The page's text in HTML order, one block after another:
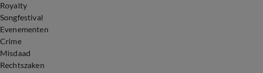
Royalty
Songfestival
Evenementen
Crime
Misdaad
Rechtszaken